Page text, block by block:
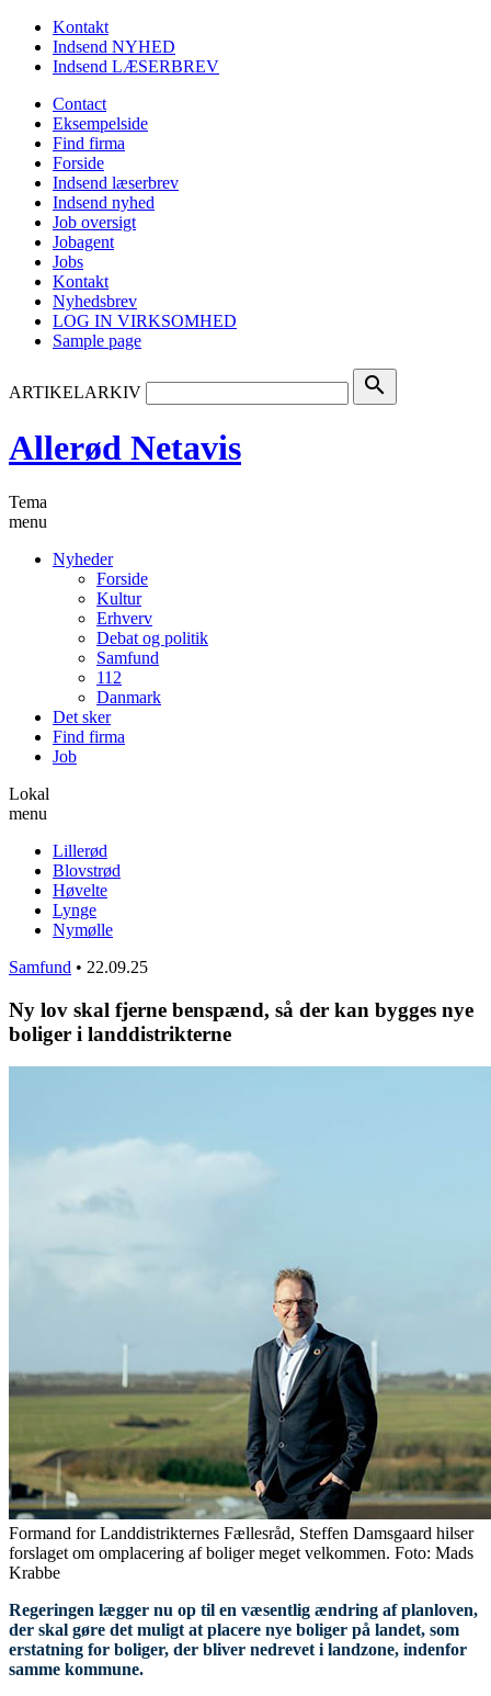
Kontakt
Indsend NYHED
Indsend LÆSERBREV
Contact
Eksempelside
Find firma
Forside
Indsend læserbrev
Indsend nyhed
Job oversigt
Jobagent
Jobs
Kontakt
Nyhedsbrev
LOG IN VIRKSOMHED
Sample page
ARTIKELARKIV search
Allerød Netavis
Tema
menu
Nyheder
Forside
Kultur
Erhverv
Debat og politik
Samfund
112
Danmark
Det sker
Find firma
Job
Lokal
menu
Lillerød
Blovstrød
Høvelte
Lynge
Nymølle
Samfund • 22.09.25
Ny lov skal fjerne benspænd, så der kan bygges nye
boliger i landdistrikterne
Formand for Landdistrikternes Fællesråd, Steffen Damsgaard hilser
forslaget om omplacering af boliger meget velkommen. Foto: Mads
Krabbe
Regeringen lægger nu op til en væsentlig ændring af planloven,
der skal gøre det muligt at placere nye boliger på landet, som
erstatning for boliger, der bliver nedrevet i landzone, indenfor
samme kommune.